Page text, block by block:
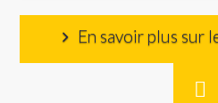
En savoir plus sur